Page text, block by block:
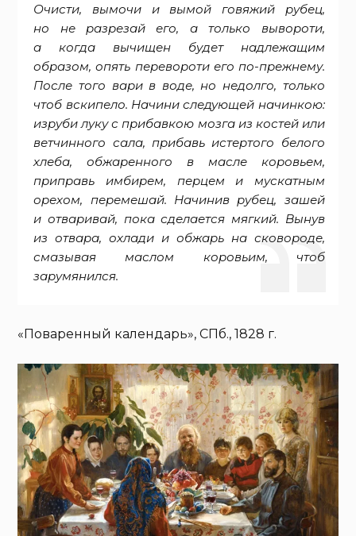
Очисти, вымочи и вымой говяжий рубец,
но не разрезай его, а только вывороти,
а когда вычищен будет надлежащим
образом, опять перевороти его по-прежнему.
После того вари в воде, но недолго, только
чтоб вскипело. Начини следующей начинкою:
изруби луку с прибавкою мозга из костей или
ветчинного сала, прибавь истертого белого
хлеба, обжаренного в масле коровьем,
приправь имбирем, перцем и мускатным
орехом, перемешай. Начинив рубец, зашей
и отваривай, пока сделается мягкий. Вынув
из отвара, охлади и обжарь на сковороде,
смазывая маслом коровьим, чтоб
зарумянился.
«Поваренный календарь», СПб., 1828 г.